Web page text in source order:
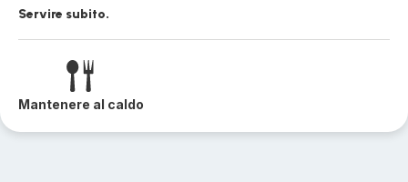
Servire subito.
Mantenere al caldo